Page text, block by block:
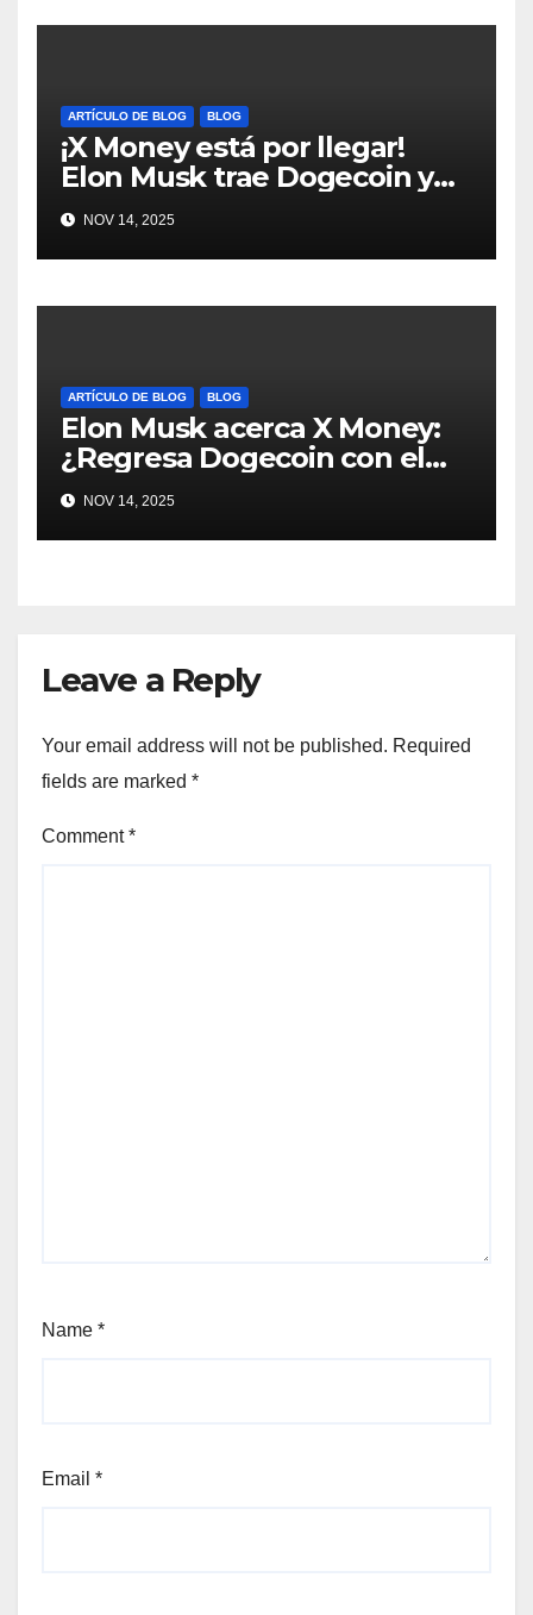
ARTÍCULO DE BLOG BLOG
¡X Money está por llegar!
Elon Musk trae Dogecoin y
más al mundo de pagos
#Crypto #Dogecoin
NOV 14, 2025
ARTÍCULO DE BLOG BLOG
Elon Musk acerca X Money:
¿Regresa Dogecoin con el
nuevo pago nativo? #Cripto
#Dogecoin
NOV 14, 2025
Leave a Reply
Your email address will not be published. Required
fields are marked *
Comment*
Name *
Email *